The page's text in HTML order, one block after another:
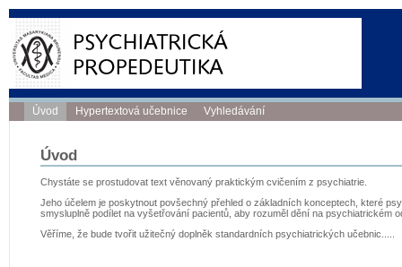
Úvod Hypertextová učebnice Vyhledávání
Úvod
Chystáte se prostudovat text věnovaný praktickým cvičením z psychiatrie.
Jeho účelem je poskytnout povšechný přehled o základních konceptech, které
smysluplně podílet na vyšetřování pacientů, aby rozuměl dění na psychiatrickém
Věříme, že bude tvořit užitečný doplněk standardních psychiatrických učebnic.....